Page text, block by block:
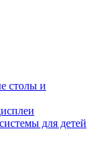
столы и
для детей